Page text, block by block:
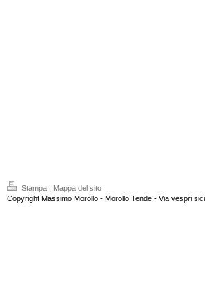
Stampa | Mappa del sito
Copyright Massimo Morollo - Morollo Tende - Via vespri